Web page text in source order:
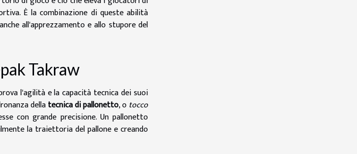
È la combinazione di queste abilità
all'apprezzamento e allo stupore del
Takraw
l'agilità e la capacità tecnica dei suoi
dellatecnica di pallonetto, otocco
con grande precisione. Un pallonetto
la traiettoria del pallone e creando